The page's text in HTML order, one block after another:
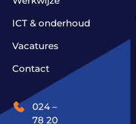
ICT & onderhoud
Vacatures
Contact
024 –
78 20